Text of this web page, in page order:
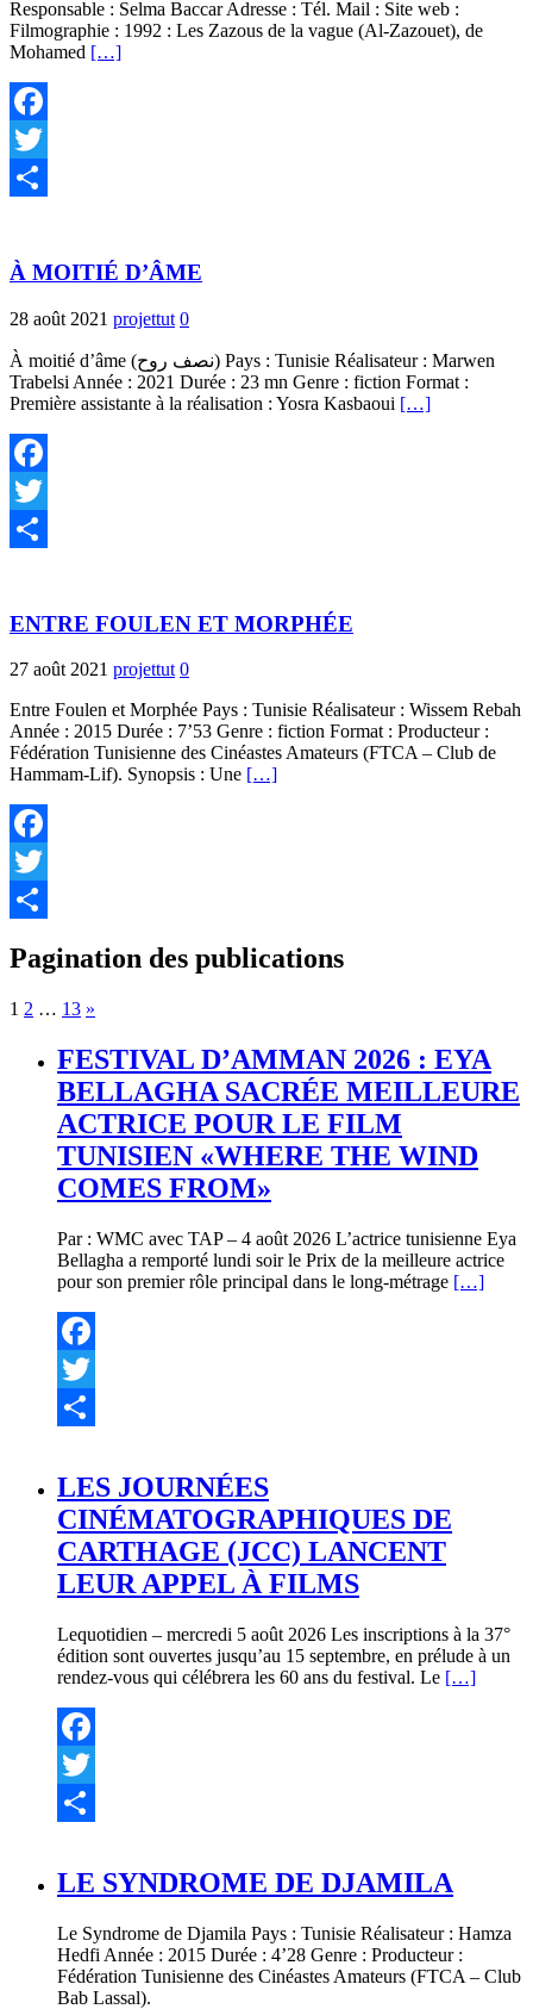
Responsable : Selma Baccar Adresse : Tél. Mail : Site web :
Filmographie : 1992 : Les Zazous de la vague (Al-Zazouet), de
Mohamed […]
Facebook
Twitter
À MOITIÉ D’ÂME
28 août 2021 projettut 0
À moitié d’âme (نصف روح) Pays : Tunisie Réalisateur : Marwen
Trabelsi Année : 2021 Durée : 23 mn Genre : fiction Format :
Première assistante à la réalisation : Yosra Kasbaoui […]
Facebook
Twitter
ENTRE FOULEN ET MORPHÉE
27 août 2021 projettut 0
Entre Foulen et Morphée Pays : Tunisie Réalisateur : Wissem Rebah
Année : 2015 Durée : 7’53 Genre : fiction Format : Producteur :
Fédération Tunisienne des Cinéastes Amateurs (FTCA – Club de
Hammam-Lif). Synopsis : Une […]
Facebook
Twitter
Pagination des publications
1 2 … 13 »
FESTIVAL D’AMMAN 2026 : EYA
BELLAGHA SACRÉE MEILLEURE
ACTRICE POUR LE FILM
TUNISIEN «WHERE THE WIND
COMES FROM»
Par : WMC avec TAP – 4 août 2026 L’actrice tunisienne Eya
Bellagha a remporté lundi soir le Prix de la meilleure actrice
pour son premier rôle principal dans le long-métrage […]
Facebook
Twitter
LES JOURNÉES
CINÉMATOGRAPHIQUES DE
CARTHAGE (JCC) LANCENT
LEUR APPEL À FILMS
Lequotidien – mercredi 5 août 2026 Les inscriptions à la 37°
édition sont ouvertes jusqu’au 15 septembre, en prélude à un
rendez-vous qui célébrera les 60 ans du festival. Le […]
Facebook
Twitter
LE SYNDROME DE DJAMILA
Le Syndrome de Djamila Pays : Tunisie Réalisateur : Hamza
Hedfi Année : 2015 Durée : 4’28 Genre : Producteur :
Fédération Tunisienne des Cinéastes Amateurs (FTCA – Club
Bab Lassal).